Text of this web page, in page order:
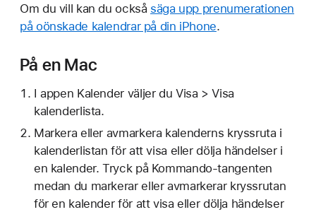
Om du vill kan du också säga upp prenumerationen
på oönskade kalendrar på din iPhone.
På en Mac
I appen Kalender väljer du Visa > Visa
kalenderlista.
Markera eller avmarkera kalenderns kryssruta i
kalenderlistan för att visa eller dölja händelser i
en kalender. Tryck på Kommando-tangenten
medan du markerar eller avmarkerar kryssrutan
för en kalender för att visa eller dölja händelser